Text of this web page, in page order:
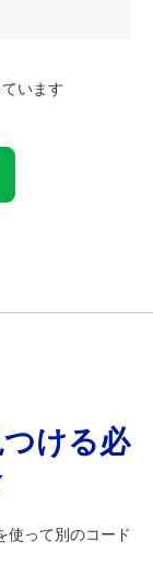
います
ける必
使って別のコード